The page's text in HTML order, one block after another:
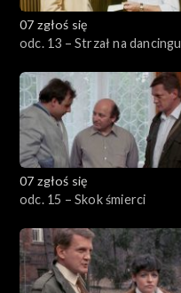
07 zgłoś się
odc. 13 – Strzał na dancingu
07 zgłoś się
odc. 15 – Skok śmierci